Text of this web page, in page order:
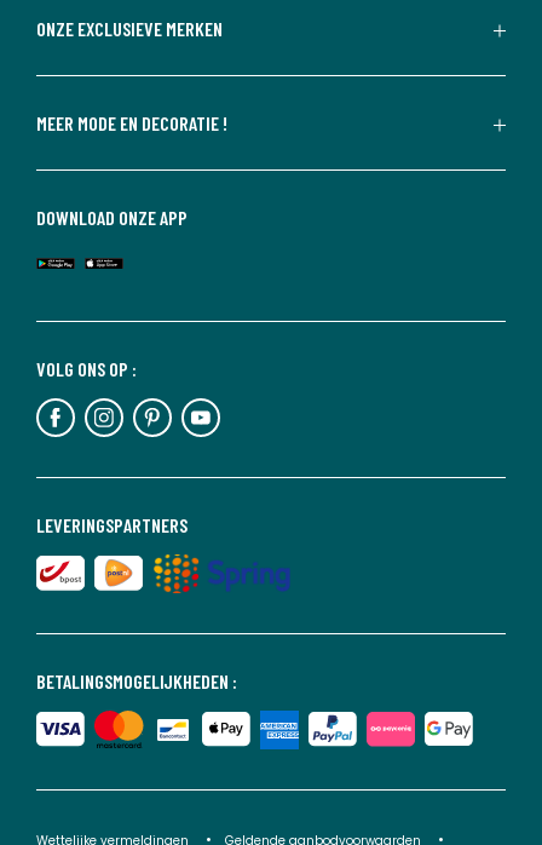
ONZE EXCLUSIEVE MERKEN
MEER MODE EN DECORATIE !
BETALINGSMOGELIJKHEDEN :
LEVERINGSPARTNERS
VOLG ONS OP :
DOWNLOAD ONZE APP
Wettelijke vermeldingen Geldende aanbodvoorwaarden